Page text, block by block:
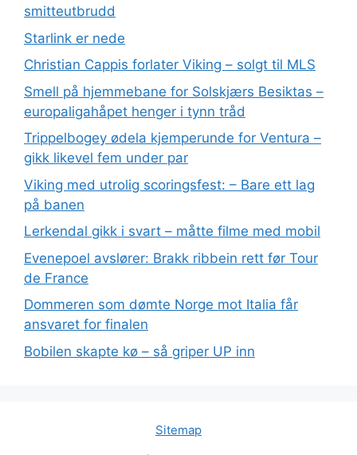
smitteutbrudd
Starlink er nede
Christian Cappis forlater Viking – solgt til MLS
Smell på hjemmebane for Solskjærs Besiktas –
europaligahåpet henger i tynn tråd
Trippelbogey ødela kjemperunde for Ventura –
gikk likevel fem under par
Viking med utrolig scoringsfest: – Bare ett lag
på banen
Lerkendal gikk i svart – måtte filme med mobil
Evenepoel avslører: Brakk ribbein rett før Tour
de France
Dommeren som dømte Norge mot Italia får
ansvaret for finalen
Bobilen skapte kø – så griper UP inn
Sitemap